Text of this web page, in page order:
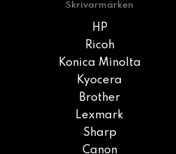
Skrivarmärken
HP
Ricoh
Konica Minolta
Kyocera
Brother
Lexmark
Sharp
Canon